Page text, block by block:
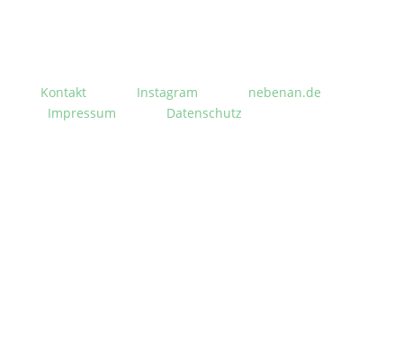
Kontakt Instagram
nebenan.de
Impressum
Datenschutz